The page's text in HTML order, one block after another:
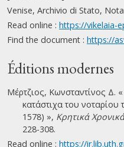
Venise, Archivio di Stato,
Read online : https://vikelaia-
Find the document : https://
Éditions modernes
Μέρτζιος, Κωνσταντίνος Δ.
κατάστιχα του
1578) », Κρητικά Χρονικά
228-308.
Read online : https://